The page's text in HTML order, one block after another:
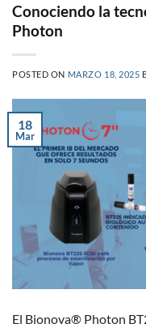
Conociendo la
Photon
POSTED ON MARZO 18, 2025
18
Mar
El Bionova® Photon